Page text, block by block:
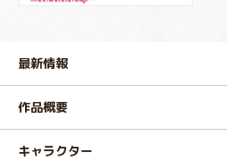
最新情報
作品概要
キャラクター